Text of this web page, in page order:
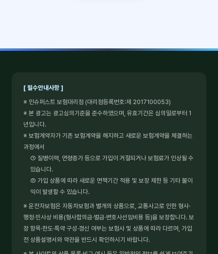
[ 필수안내사항 ]
※ 인슈퍼스트 보험대리점 (대리점등록번호:제 2017100053)
※ 본 광고는 광고심의기준을 준수하였으며, 유효기간은 심의일로부터 1
년입니다.
※ 보험계약자가 기존 보험계약을 해지하고 새로운 보험계약을 체결하는
과정에서
① 질병이력, 연령증가 등으로 가입이 거절되거나 보험료가 인상될 수
있습니다.
② 가입 상품에 따라 새로운 면책기간 적용 및 보장 제한 등 기타 불이
익이 발생할 수 있습니다.
※ 운전자보험은 자동차보험과 별개의 상품으로, 교통사고로 인한 형사·
행정·민사상 비용(형사합의금·벌금·변호사선임비용 등)을 보장합니다. 보
장 항목·한도·특약 구성·갱신 여부는 보험사 및 상품에 따라 다르며, 가입
전 상품설명서와 약관을 반드시 확인하시기 바랍니다.